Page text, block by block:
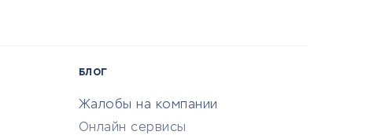
БЛОГ
Жалобы на компании
Онлайн сервисы